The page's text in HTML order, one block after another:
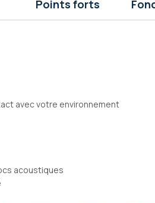
Points forts
avec votre environnement
acoustiques